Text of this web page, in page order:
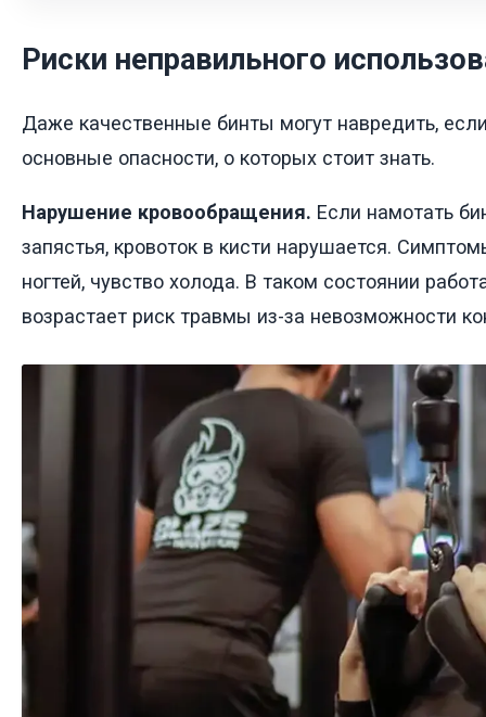
Риски неправильного
Даже качественные бинты могут навредить,
основные опасности, о которых стоит знать.
Нарушение кровообращения. Если намотать
запястья, кровоток в кисти нарушается.
ногтей, чувство холода. В таком состоянии
возрастает риск травмы из-за невозможности